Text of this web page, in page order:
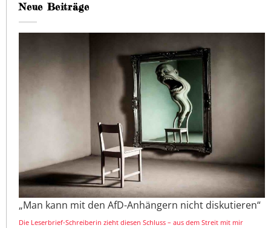
Neue Beiträge
„Man kann mit den AfD-Anhängern nicht diskutieren“
Die Leserbrief-Schreiberin zieht diesen Schluss – aus dem Streit mit mir